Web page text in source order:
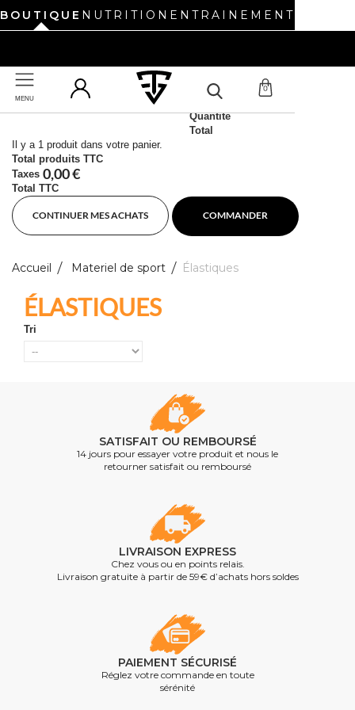
BOUTIQUE NUTRITION ENTRAINEMENT
UN NOUVEAU SITE REVIENT BIENTÔT. BONNES VACANCES !
0
MENU
Produit ajouté au panier avec succès
Quantité
Total
Il y a 1 produit dans votre panier.
Total produits TTC
Taxes 0,00 €
Total TTC
CONTINUER MES ACHATS COMMANDER
Accueil Materiel de sport Élastiques
ÉLASTIQUES
Tri
SATISFAIT OU REMBOURSÉ
14 jours pour essayer votre produit et nous le
retourner satisfait ou remboursé
LIVRAISON EXPRESS
Chez vous ou en points relais.
Livraison gratuite à partir de 59€ d’achats hors soldes
PAIEMENT SÉCURISÉ
Réglez votre commande en toute
sérénité